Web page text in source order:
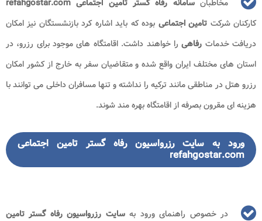
مخاطبانسامانه رفاه گستر تامین اجتماعی refahgostar.com
کارکنان شرکت تامین اجتماعی بوده که باید اشاره کرد بازنشستگان نیز امکان
دریافت خدمات رفاهی را خواهند داشت. اقامتگاه های موجود برای رزرو، در
استان های مختلف ایران واقع شده و متقاضیان سفر به خارج از کشور امکان
رزرو هتل در مناطقی مانند ترکیه را نداشته و تنها مسافران داخلی می توانند با
هزینه ای مقرون بصرفه از اقامتگاه بهره مند شوند.
ورود به سایت رزرواسیون رفاه گستر تامین اجتماعی
refahgostar.com
در خصوص راهنمای ورود بهسایت رزرواسیون رفاه گستر تامین